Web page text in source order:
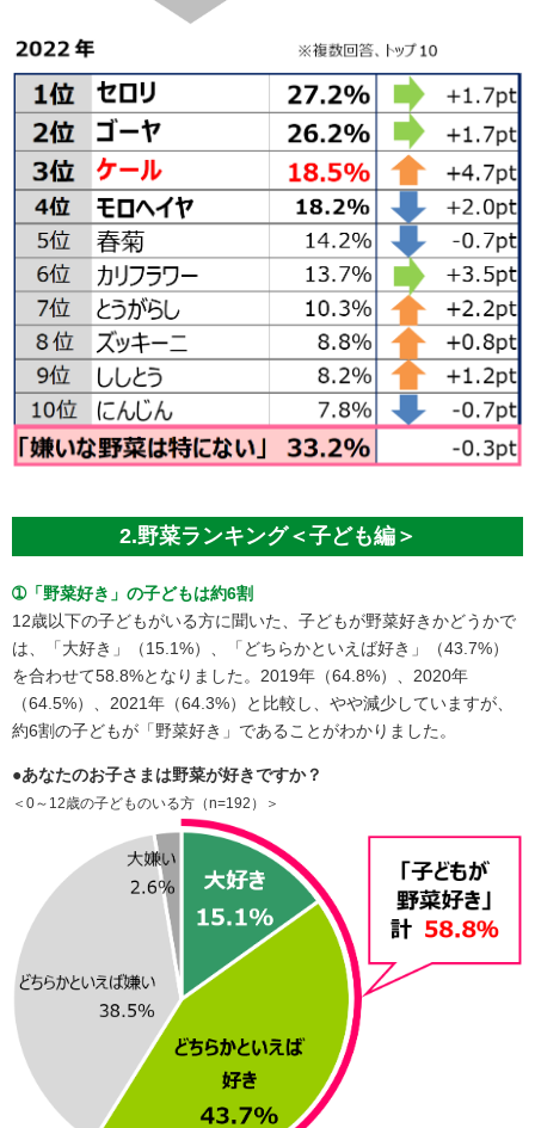
2.野菜ランキング＜子ども編＞
➀「野菜好き」の子どもは約6割
12歳以下の子どもがいる方に聞いた、子どもが野菜好きかどうかで
は、「大好き」（15.1%）、「どちらかといえば好き」（43.7%）
を合わせて58.8%となりました。2019年（64.8%）、2020年
（64.5%）、2021年（64.3%）と比較し、やや減少していますが、
約6割の子どもが「野菜好き」であることがわかりました。
●あなたのお子さまは野菜が好きですか？
＜0～12歳の子どものいる方（n=192）＞